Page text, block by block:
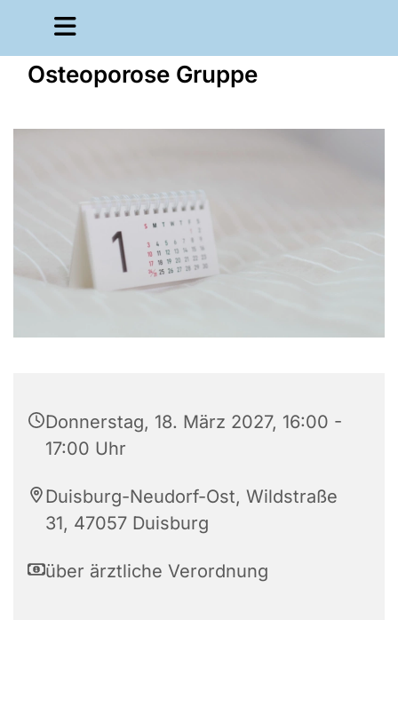
Osteoporose Gruppe
Donnerstag, 18. März 2027, 16:00 -
17:00 Uhr
Duisburg-Neudorf-Ost, Wildstraße
31, 47057 Duisburg
über ärztliche Verordnung